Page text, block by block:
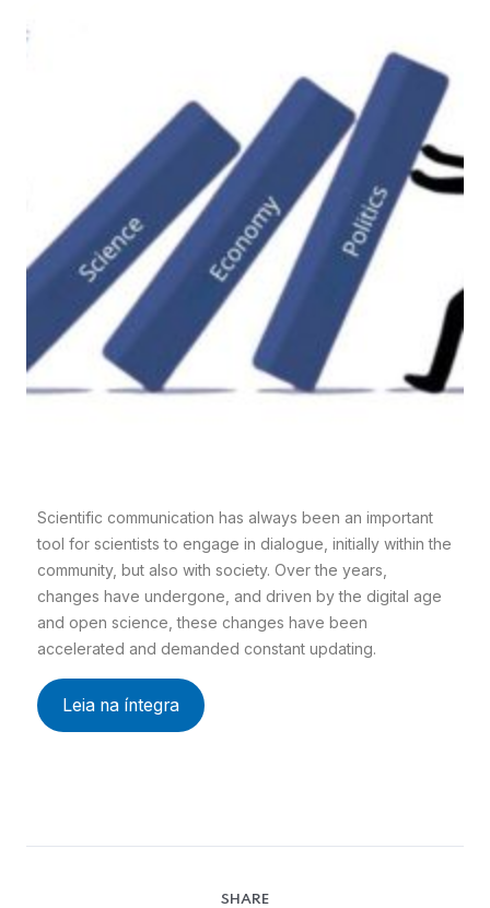
Scientific communication has always been an important
tool for scientists to engage in dialogue, initially within the
community, but also with society. Over the years,
changes have undergone, and driven by the digital age
and open science, these changes have been
accelerated and demanded constant updating.
Leia na íntegra
SHARE